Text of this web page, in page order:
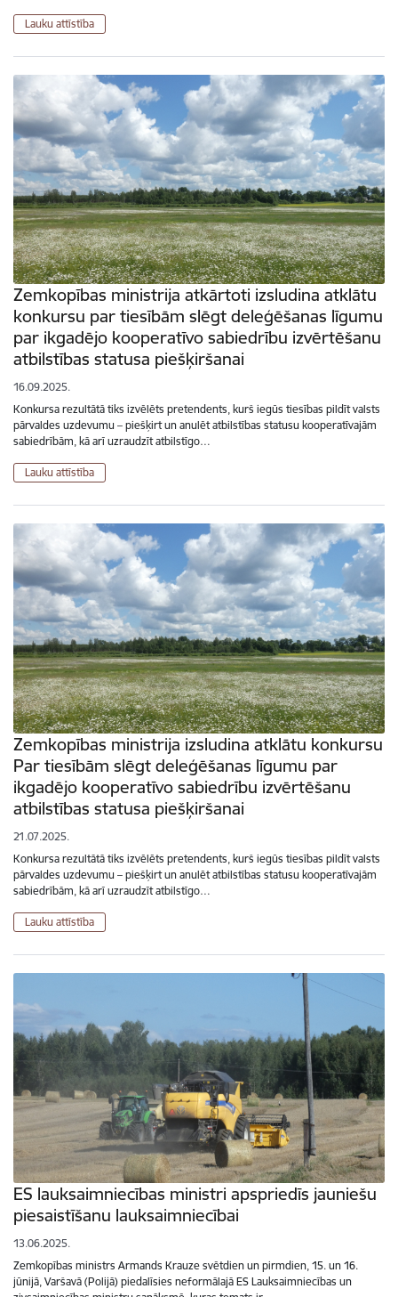
Lauku attīstība
Zemkopības ministrija atkārtoti izsludina atklātu
konkursu par tiesībām slēgt deleģēšanas līgumu
par ikgadējo kooperatīvo sabiedrību izvērtēšanu
atbilstības statusa piešķiršanai
16.09.2025.
Konkursa rezultātā tiks izvēlēts pretendents, kurš iegūs tiesības pildīt valsts
pārvaldes uzdevumu – piešķirt un anulēt atbilstības statusu kooperatīvajām
sabiedrībām, kā arī uzraudzīt atbilstīgo…
Lauku attīstība
Zemkopības ministrija izsludina atklātu konkursu
Par tiesībām slēgt deleģēšanas līgumu par
ikgadējo kooperatīvo sabiedrību izvērtēšanu
atbilstības statusa piešķiršanai
21.07.2025.
Konkursa rezultātā tiks izvēlēts pretendents, kurš iegūs tiesības pildīt valsts
pārvaldes uzdevumu – piešķirt un anulēt atbilstības statusu kooperatīvajām
sabiedrībām, kā arī uzraudzīt atbilstīgo…
Lauku attīstība
ES lauksaimniecības ministri apspriedīs jauniešu
piesaistīšanu lauksaimniecībai
13.06.2025.
Zemkopības ministrs Armands Krauze svētdien un pirmdien, 15. un 16.
jūnijā, Varšavā (Polijā) piedalīsies neformālajā ES Lauksaimniecības un